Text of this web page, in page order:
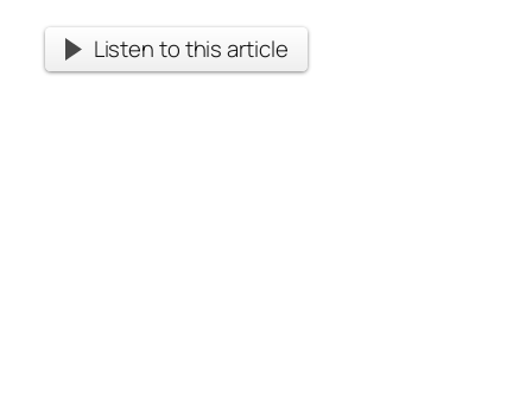
Listen to this article